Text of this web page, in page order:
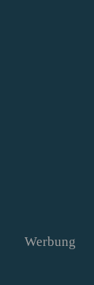
Werbung